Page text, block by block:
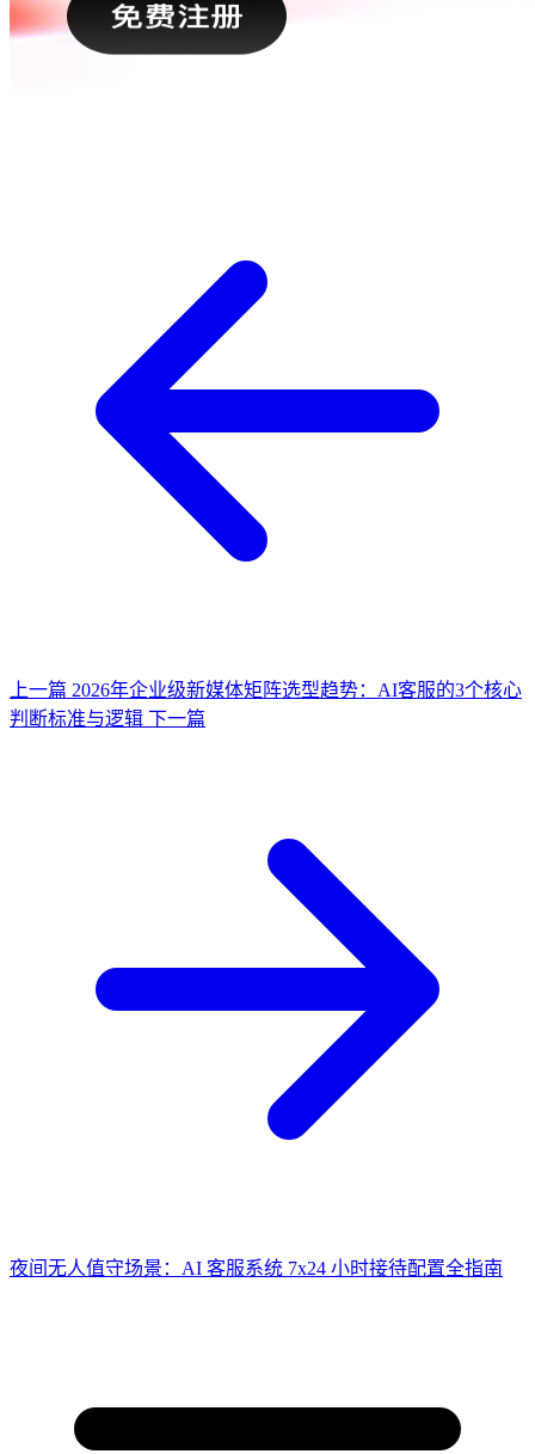
上一篇 2026年企业级新媒体矩阵选型趋势：AI客服的3个核心
判断标准与逻辑 下一篇
夜间无人值守场景：AI 客服系统 7x24 小时接待配置全指南